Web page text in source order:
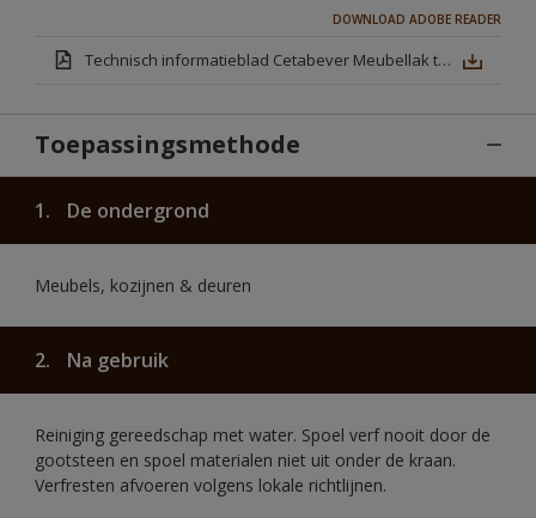
DOWNLOAD ADOBE READER
Technisch informatieblad Cetabever Meubellak transparant mat (TDS)
Toepassingsmethode
1. De ondergrond
Meubels, kozijnen & deuren
2. Na gebruik
Reiniging gereedschap met water. Spoel verf nooit door de
gootsteen en spoel materialen niet uit onder de kraan.
Verfresten afvoeren volgens lokale richtlijnen.